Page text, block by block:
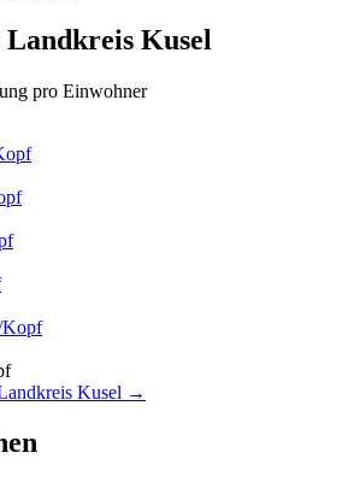
Kusel
pro Einwohner
Kopf
Kusel →